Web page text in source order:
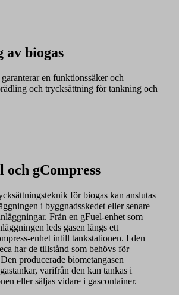
av biogas
en funktionssäker och
och trycksättning för tankning och
och gCompress
för biogas kan anslutas
i byggnadsskedet eller senare
Från en gFuel-enhet som
leds gasen längs ett
enhet intill tankstationen. I den
har de tillstånd som behövs för
producerade biometangasen
varifrån den kan tankas i
eller säljas vidare i gascontainer.